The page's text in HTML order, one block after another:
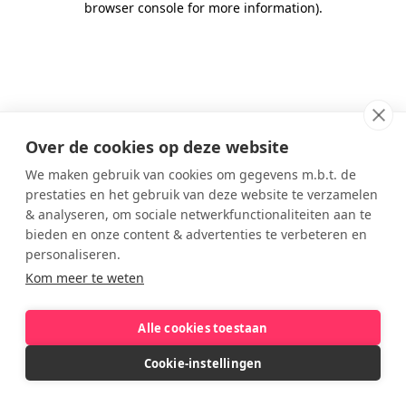
Over de cookies op deze website
We maken gebruik van cookies om gegevens m.b.t. de
prestaties en het gebruik van deze website te verzamelen
& analyseren, om sociale netwerkfunctionaliteiten aan te
bieden en onze content & advertenties te verbeteren en
personaliseren.
Kom meer te weten
Alle cookies toestaan
Cookie-instellingen
browser console for more information).